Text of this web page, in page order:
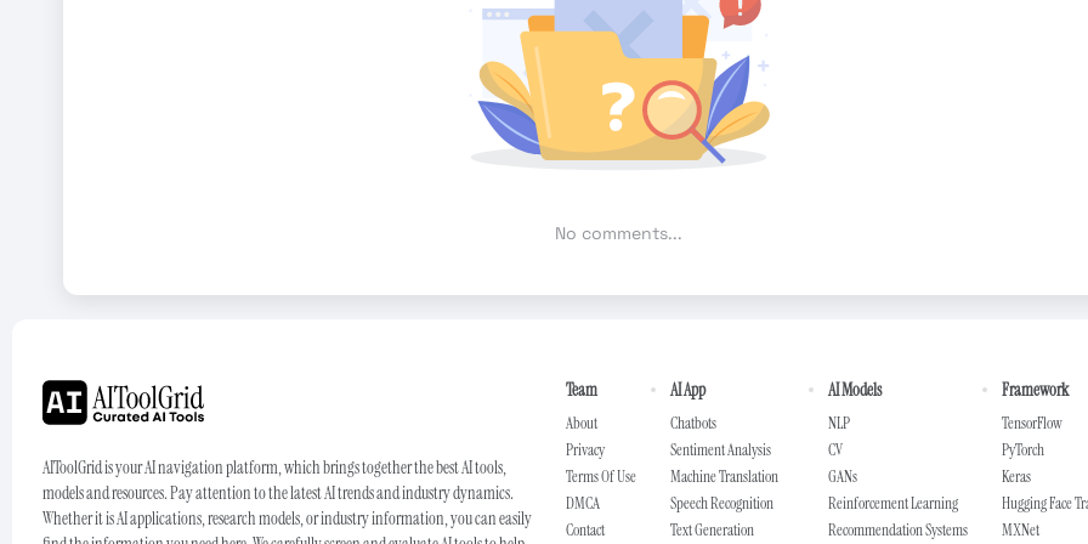
No comments...
AIToolGrid is your AI navigation platform, which brings together the best AI tools,
models and resources. Pay attention to the latest AI trends and industry dynamics.
Whether it is AI applications, research models, or industry information, you can easily
Team
About
Privacy
Terms Of Use
DMCA
Contact
AI App
Chatbots
Sentiment Analysis
Machine Translation
Speech Recognition
Text Generation
AI Models
NLP
CV
GANs
Reinforcement Learning
Recommendation Systems
Framework
TensorFlow
PyTorch
Keras
Hugging Face
MXNet